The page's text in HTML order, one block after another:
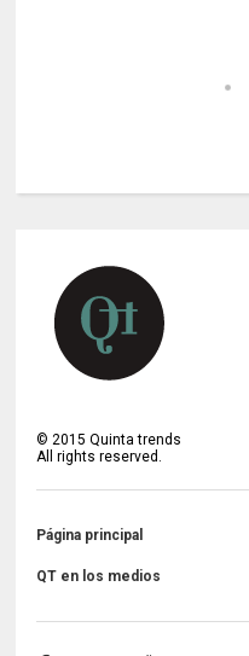
©2015 Quinta trends
All rights reserved.
Página principal
QT en los medios